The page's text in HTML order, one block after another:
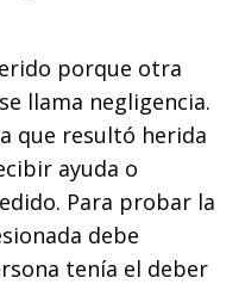
porque otra
llama negligencia.
que resultó herida
ayuda o
Para probar la
debe
tenía el deber